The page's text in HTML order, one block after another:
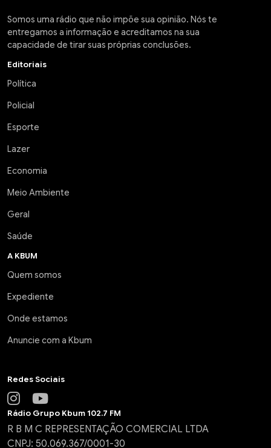
Somos uma rádio que não impõe sua opinião. Nós te
entregamos a informação e acreditamos na sua
capacidade de tirar suas próprias conclusões.
Editoriais
Política
Policial
Esporte
Lazer
Economia
Meio Ambiente
Geral
Saúde
A KBUM
Quem somos
Expediente
Onde estamos
Anuncie com a Kbum
Redes Sociais
Rádio Grupo Kbum 102.7 FM
R B M C REPRESENTAÇÃO COMERCIAL LTDA
CNPJ: 50.069.367/0001-30